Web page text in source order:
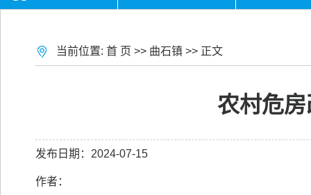
当前位置: 首 页 >> 曲石镇 >> 正文
农村危
发布日期：2024-07-15
作者：